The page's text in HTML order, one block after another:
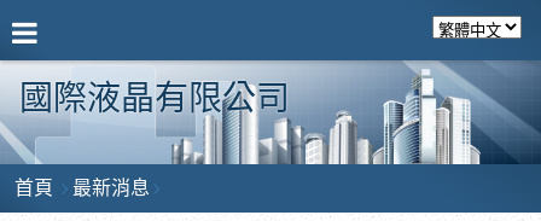
國際液晶有限公司
首頁 最新消息